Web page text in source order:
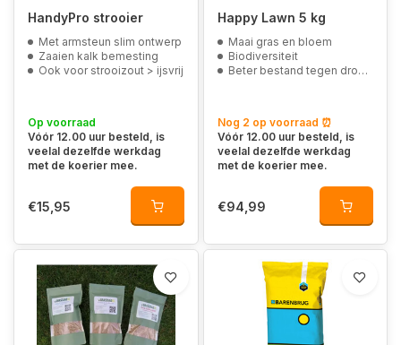
HandyPro strooier
Met armsteun slim ontwerp
Zaaien kalk bemesting
Ook voor strooizout > ijsvrij
Op voorraad
Vóór 12.00 uur besteld, is
veelal dezelfde werkdag
met de koerier mee.
€15,95
Happy Lawn 5 kg
Maai gras en bloem
Biodiversiteit
Beter bestand tegen droogte
Nog 2 op voorraad ⏰
Vóór 12.00 uur besteld, is
veelal dezelfde werkdag
met de koerier mee.
€94,99